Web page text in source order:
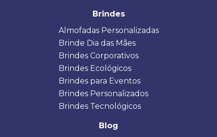
Brindes
Almofadas Personalizadas
Brinde Dia das Mães
Brindes Corporativos
Brindes Ecológicos
Brindes para Eventos
Brindes Personalizados
Brindes Tecnológicos
Blog